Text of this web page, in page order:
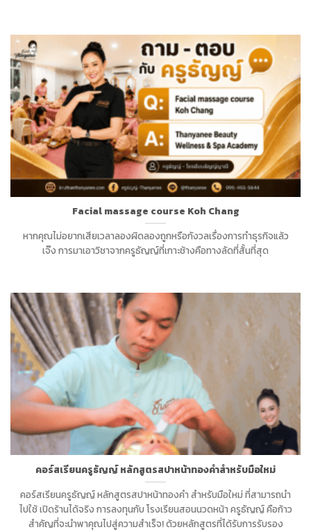
Facial massage course Koh Chang
หากคุณไม่อยากเสียเวลาลองผิดลองถูกหรือกังวลเรื่องการทำธุรกิจแล้ว
เจ๊ง การมาเอาวิชาจากครูธัญญ์ที่เกาะช้างคือทางลัดที่สั้นที่สุด
คอร์สเรียนครูธัญญ์ หลักสูตรสปาหน้าทองคำสำหรับมือใหม่
คอร์สเรียนครูธัญญ์ หลักสูตรสปาหน้าทองคำ สำหรับมือใหม่ ที่สามารถนำ
ไปใช้ เปิดร้านได้จริง การลงทุนกับ โรงเรียนสอนนวดหน้า ครูธัญญ์ คือก้าว
สำคัญที่จะนำพาคุณไปสู่ความสำเร็จ! ด้วยหลักสูตรที่ได้รับการรับรอง